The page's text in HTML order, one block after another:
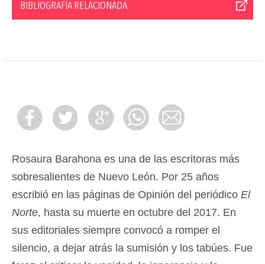
BIBLIOGRAFÍA RELACIONADA
Rosaura Barahona es una de las escritoras más
sobresalientes de Nuevo León. Por 25 años
escribió en las páginas de Opinión del periódico El
Norte, hasta su muerte en octubre del 2017. En
sus editoriales siempre convocó a romper el
silencio, a dejar atrás la sumisión y los tabúes. Fue